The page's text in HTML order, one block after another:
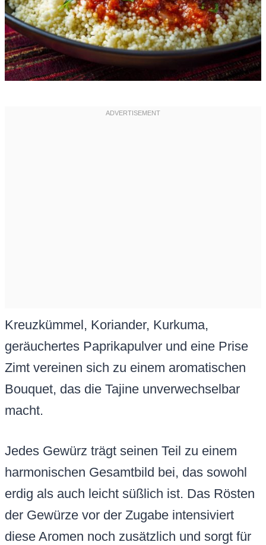
Kreuzkümmel, Koriander, Kurkuma,
geräuchertes Paprikapulver und eine Prise
Zimt vereinen sich zu einem aromatischen
Bouquet, das die Tajine unverwechselbar
macht.
Jedes Gewürz trägt seinen Teil zu einem
harmonischen Gesamtbild bei, das sowohl
erdig als auch leicht süßlich ist. Das Rösten
der Gewürze vor der Zugabe intensiviert
diese Aromen noch zusätzlich und sorgt für